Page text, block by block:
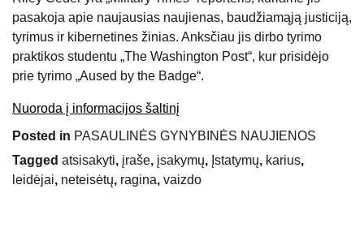
pasakoja apie naujausias naujienas, baudžiamąją justiciją,
tyrimus ir kibernetines žinias. Anksčiau jis dirbo tyrimo
praktikos studentu „The Washington Post“, kur prisidėjo
prie tyrimo „Aused by the Badge“.
Nuoroda į informacijos šaltinį
Posted in PASAULINĖS GYNYBINĖS NAUJIENOS
Tagged atsisakyti, įraše, įsakymų, Įstatymų, karius,
leidėjai, neteisėtų, ragina, vaizdo